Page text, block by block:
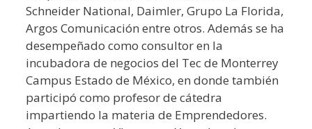
Schneider National, Daimler, Grupo La Florida,
Argos Comunicación entre otros. Además se ha
desempeñado como consultor en la
incubadora de negocios del Tec de Monterrey
Campus Estado de México, en donde también
participó como profesor de cátedra
impartiendo la materia de Emprendedores.